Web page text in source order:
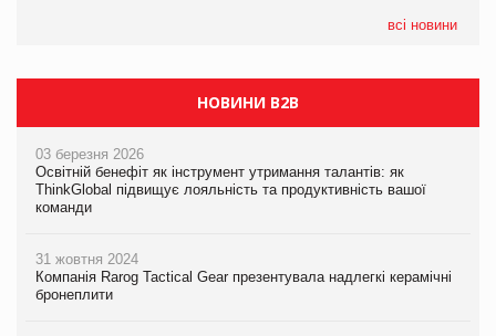
всі новини
НОВИНИ B2B
03 березня 2026
Освітній бенефіт як інструмент утримання талантів: як
ThinkGlobal підвищує лояльність та продуктивність вашої
команди
31 жовтня 2024
Компанія Rarog Tactical Gear презентувала надлегкі керамічні
бронеплити